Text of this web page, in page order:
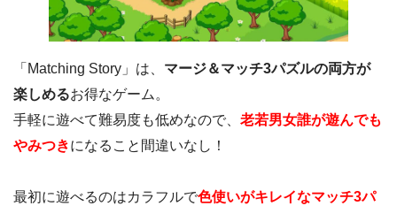
「Matching Story」は、 マージ＆マッチ3パズルの両方が
楽しめるお得なゲーム。
手軽に遊べて難易度も低めなので、 老若男女誰が遊んでも
やみつきになること間違いなし！
最初に遊べるのはカラフルで色使いがキレイなマッチ3パ